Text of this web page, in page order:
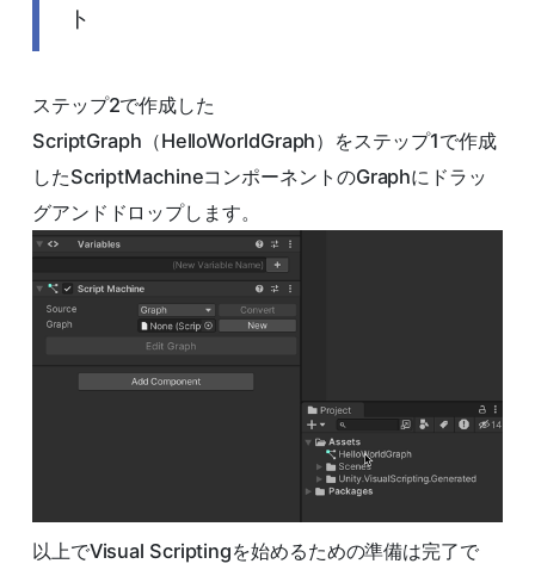
ト
ステップ2で作成した
ScriptGraph（HelloWorldGraph）をステップ1で作成
したScriptMachineコンポーネントのGraphにドラッ
グアンドドロップします。
以上でVisual Scriptingを始めるための準備は完了で